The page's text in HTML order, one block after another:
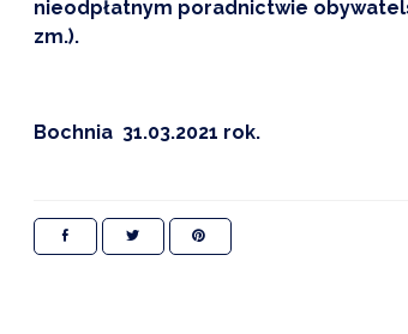
nieodpłatnym poradnictwie
zm.).
Bochnia 31.03.2021 rok.